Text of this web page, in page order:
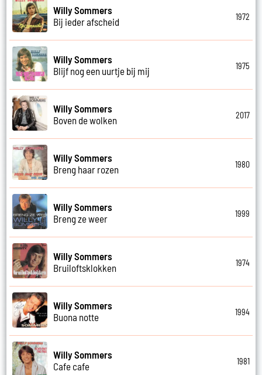
Willy Sommers
Bij ieder afscheid
1972
Willy Sommers
Blijf nog een uurtje bij mij
1975
Willy Sommers
Boven de wolken
2017
Willy Sommers
Breng haar rozen
1980
Willy Sommers
Breng ze weer
1999
Willy Sommers
Bruiloftsklokken
1974
Willy Sommers
Buona notte
1994
Willy Sommers
Cafe cafe
1981